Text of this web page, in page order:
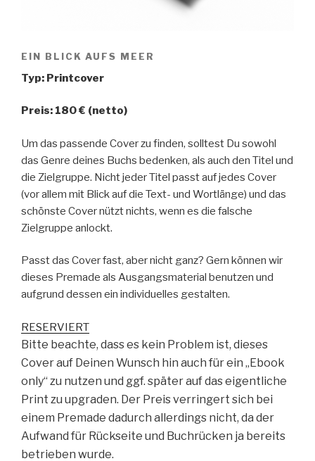
EIN BLICK AUFS MEER
Typ: Printcover
Preis: 180 € (netto)
Um das passende Cover zu finden, solltest Du sowohl
das Genre deines Buchs bedenken, als auch den Titel und
die Zielgruppe. Nicht jeder Titel passt auf jedes Cover
(vor allem mit Blick auf die Text- und Wortlänge) und das
schönste Cover nützt nichts, wenn es die falsche
Zielgruppe anlockt.
Passt das Cover fast, aber nicht ganz? Gern können wir
dieses Premade als Ausgangsmaterial benutzen und
aufgrund dessen ein individuelles gestalten.
RESERVIERT
Bitte beachte, dass es kein Problem ist, dieses
Cover auf Deinen Wunsch hin auch für ein „Ebook
only“ zu nutzen und ggf. später auf das eigentliche
Print zu upgraden. Der Preis verringert sich bei
einem Premade dadurch allerdings nicht, da der
Aufwand für Rückseite und Buchrücken ja bereits
betrieben wurde.